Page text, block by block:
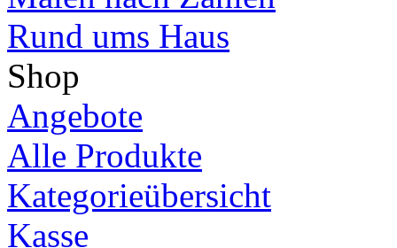
Rund ums Haus
Shop
Angebote
Alle Produkte
Kategorieübersicht
Kasse